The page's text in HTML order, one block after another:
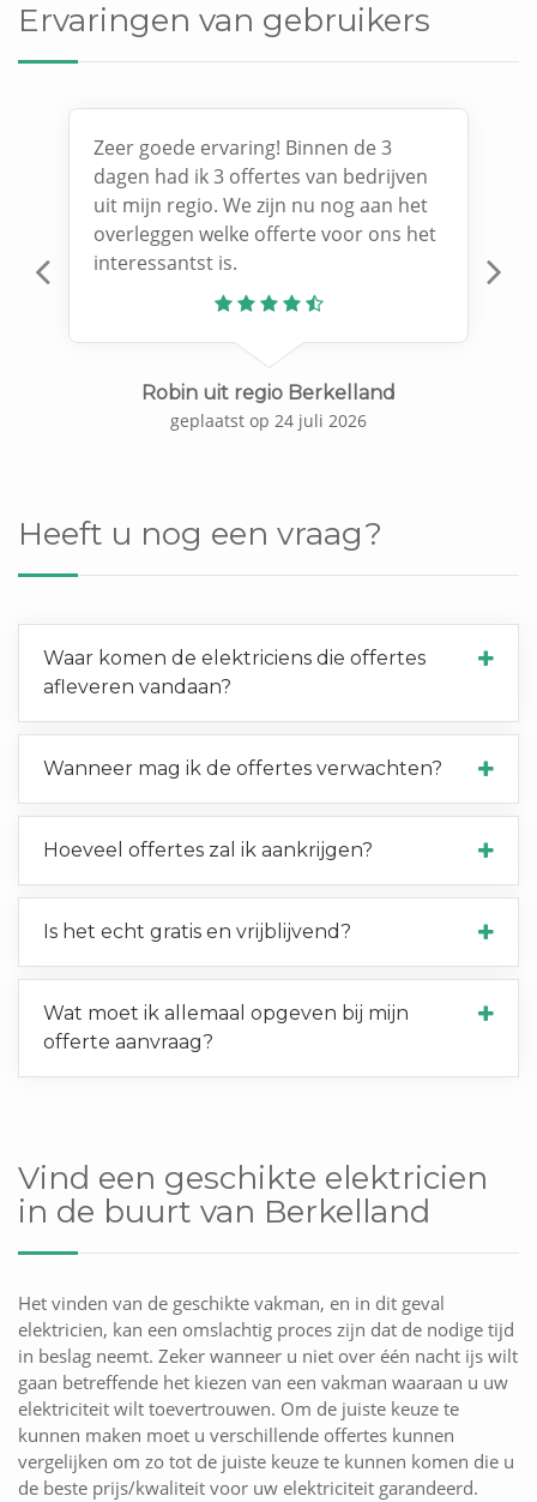
Ervaringen van gebruikers
Zeer goede ervaring! Binnen de 3
dagen had ik 3 offertes van bedrijven
uit mijn regio. We zijn nu nog aan het
overleggen welke offerte voor ons het
interessantst is.
Robin uit regio Berkelland
geplaatst op 24 juli 2026
Previous
Heeft u nog een vraag?
Waar komen de elektriciens die offertes
afleveren vandaan?
Wanneer mag ik de offertes verwachten?
Hoeveel offertes zal ik aankrijgen?
Is het echt gratis en vrijblijvend?
Wat moet ik allemaal opgeven bij mijn
offerte aanvraag?
Vind een geschikte elektricien
in de buurt van Berkelland
Het vinden van de geschikte vakman, en in dit geval
elektricien, kan een omslachtig proces zijn dat de nodige tijd
in beslag neemt. Zeker wanneer u niet over één nacht ijs wilt
gaan betreffende het kiezen van een vakman waaraan u uw
elektriciteit wilt toevertrouwen. Om de juiste keuze te
kunnen maken moet u verschillende offertes kunnen
vergelijken om zo tot de juiste keuze te kunnen komen die u
de beste prijs/kwaliteit voor uw elektriciteit garandeerd.